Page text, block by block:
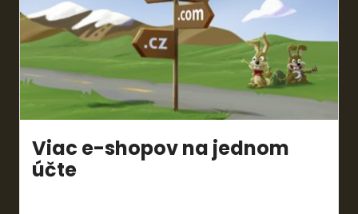
Viac e-shopov na jednom
účte